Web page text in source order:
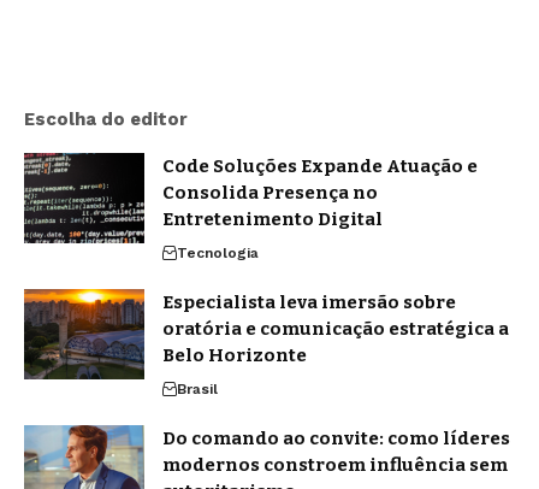
Escolha do editor
Code Soluções Expande Atuação e
Consolida Presença no
Entretenimento Digital
Tecnologia
Especialista leva imersão sobre
oratória e comunicação estratégica a
Belo Horizonte
Brasil
Do comando ao convite: como líderes
modernos constroem influência sem